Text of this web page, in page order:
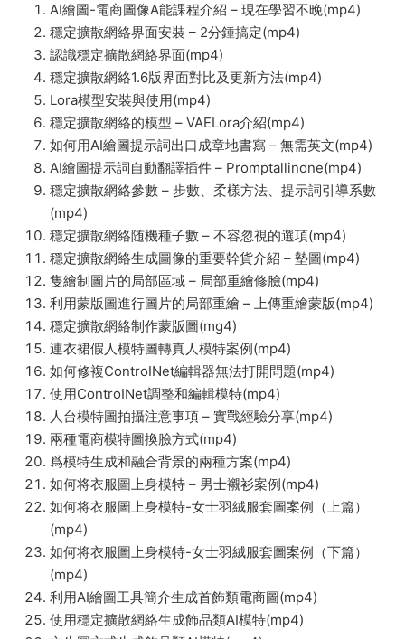
AI繪圖-電商圖像A能課程介紹 – 現在學習不晚(mp4)
穩定擴散網絡界面安裝 – 2分鍾搞定(mp4)
認識穩定擴散網絡界面(mp4)
穩定擴散網絡1.6版界面對比及更新方法(mp4)
Lora模型安裝與使用(mp4)
穩定擴散網絡的模型 – VAELora介紹(mp4)
如何用AI繪圖提示詞出口成章地書寫 – 無需英文(mp4)
AI繪圖提示詞自動翻譯插件 – Promptallinone(mp4)
穩定擴散網絡參數 – 步數、柔樣方法、提示詞引導系數
(mp4)
穩定擴散網絡随機種子數 – 不容忽視的選項(mp4)
穩定擴散網絡生成圖像的重要幹貨介紹 – 墊圖(mp4)
隻繪制圖片的局部區域 – 局部重繪修臉(mp4)
利用蒙版圖進行圖片的局部重繪 – 上傳重繪蒙版(mp4)
穩定擴散網絡制作蒙版圖(mg4)
連衣裙假人模特圖轉真人模特案例(mp4)
如何修複ControINet編輯器無法打開問題(mp4)
使用ControINet調整和編輯模特(mp4)
人台模特圖拍攝注意事項 – 實戰經驗分享(mp4)
兩種電商模特圖換臉方式(mp4)
爲模特生成和融合背景的兩種方案(mp4)
如何将衣服圖上身模特 – 男士襯衫案例(mp4)
如何将衣服圖上身模特-女士羽絨服套圖案例（上篇）
(mp4)
如何将衣服圖上身模特-女士羽絨服套圖案例（下篇）
(mp4)
利用AI繪圖工具簡介生成首飾類電商圖(mp4)
使用穩定擴散網絡生成飾品類AI模特(mp4)